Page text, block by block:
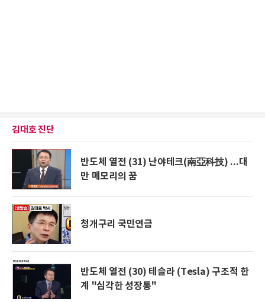
김대호 진단
반도체 열전 (31) 난야테크(南亞科技) ...대
만 메모리의 꿈
청개구리 국민연금
반도체 열전 (30) 테슬라 (Tesla) 구조적 한
계 "심각한 성장통"